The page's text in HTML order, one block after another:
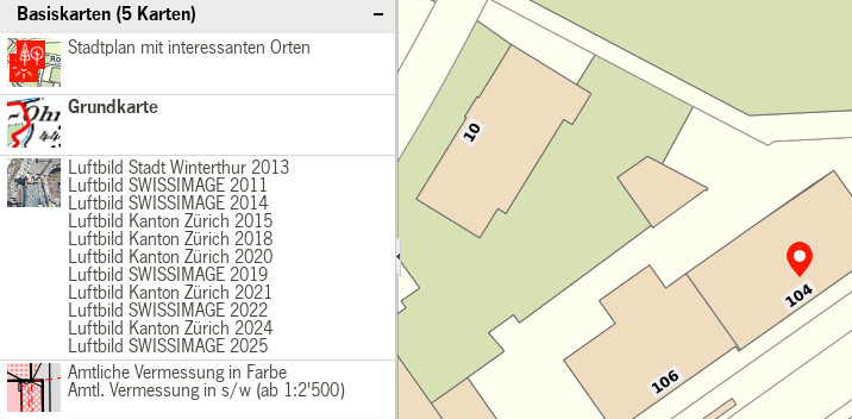
Basiskarten (5 Karten)
Stadtplan
BasiskartenStadtplan mit interessanten Orten
Grundkarte
BasiskartenGrundkarte
Luftbild2013
Basiskarten
/div>
Luftbild Stadt Winterthur 2013
Luftbild SWISSIMAGE 2011
Luftbild SWISSIMAGE 2014
Luftbild Kanton Zürich 2015
Luftbild Kanton Zürich 2018
Luftbild Kanton Zürich 2020
Luftbild SWISSIMAGE 2019
Luftbild Kanton Zürich 2021
Luftbild SWISSIMAGE 2022
Luftbild Kanton Zürich 2024
Luftbild SWISSIMAGE 2025
AVfarbig
BasiskartenAmtliche Vermessung in Farbe
Amtl. Vermessung in s/w (ab 1:2'500)